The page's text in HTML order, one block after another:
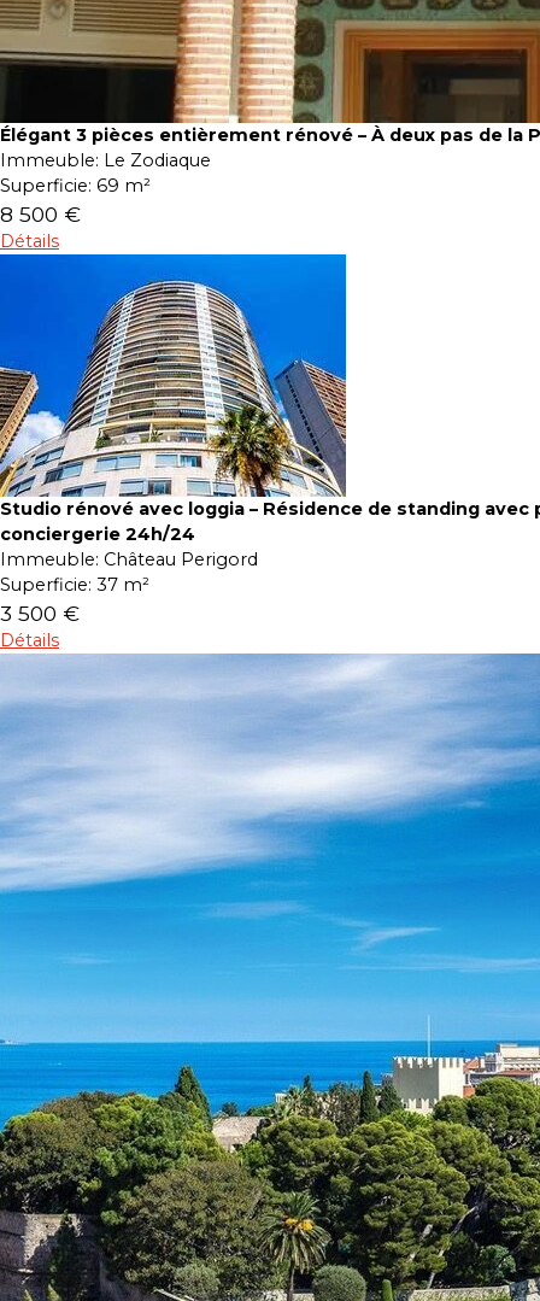
Élégant 3 pièces entièrement rénové – À deux pas de la
Immeuble: Le Zodiaque
Superficie: 69 m²
8 500 €
Détails
Studio rénové avec loggia – Résidence de standing avec
conciergerie 24h/24
Immeuble: Château Perigord
Superficie: 37 m²
3 500 €
Détails